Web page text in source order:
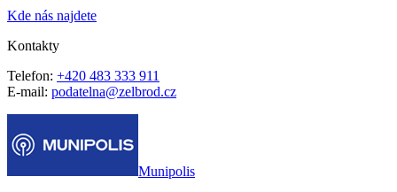
Kde nás najdete
Kontakty
Telefon: +420 483 333 911
E-mail: podatelna@zelbrod.cz
Munipolis